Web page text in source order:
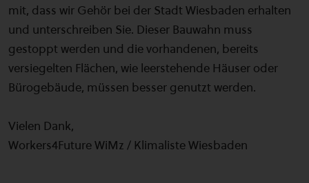
mit, dass wir Gehör bei der Stadt Wiesbaden erhalten
und unterschreiben Sie. Dieser Bauwahn muss
gestoppt werden und die vorhandenen, bereits
versiegelten Flächen, wie leerstehende Häuser oder
Bürogebäude, müssen besser genutzt werden.
Vielen Dank,
Workers4Future WiMz / Klimaliste Wiesbaden